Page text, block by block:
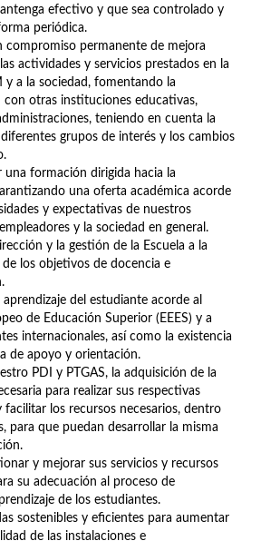
efectivo y que sea controlado y
periódica.
compromiso permanente de mejora
actividades y servicios prestados en la
y a la sociedad, fomentando la
con otras instituciones educativas,
teniendo en cuenta la
grupos de interés y los cambios
una formación dirigida hacia la
una oferta académica acorde
y expectativas de nuestros
y la sociedad en general.
y la gestión de la Escuela a la
los objetivos de docencia e
del estudiante acorde al
de Educación Superior (EEES) y a
internacionales, así como la existencia
de apoyo y orientación.
PDI y PTGAS, la adquisición de la
para realizar sus respectivas
facilitar los recursos necesarios, dentro
para que puedan desarrollar la misma
y mejorar sus servicios y recursos
su adecuación al proceso de
de los estudiantes.
sostenibles y eficientes para aumentar
de las instalaciones e